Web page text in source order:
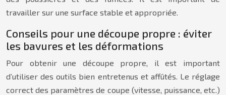
travailler sur une surface stable et appropriée.
Conseils pour une découpe propre : éviter
les bavures et les déformations
Pour obtenir une découpe propre, il est important
d’utiliser des outils bien entretenus et affûtés. Le réglage
correct des paramètres de coupe (vitesse, puissance, etc.)